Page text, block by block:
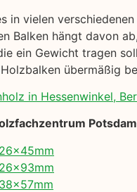
in vielen
Balken hängt davon
ein Gewicht tragen
übermäßig
in Hessenwinkel,